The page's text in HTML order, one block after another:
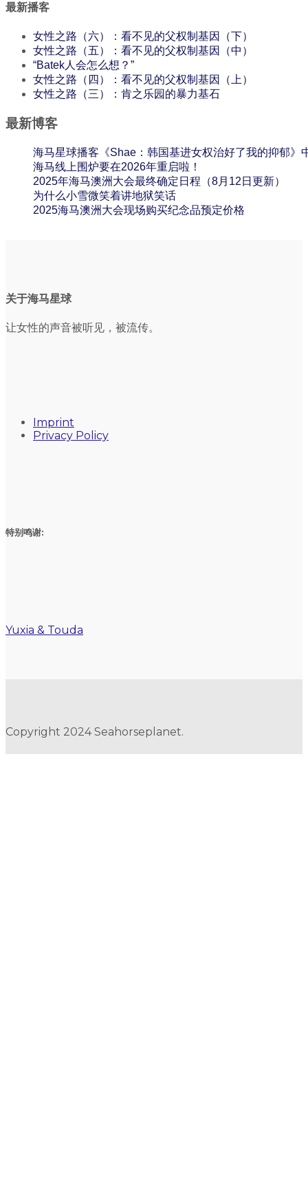
最新播客
女性之路（六）：看不见的父权制基因（下）
女性之路（五）：看不见的父权制基因（中）
“Batek人会怎么想？”
女性之路（四）：看不见的父权制基因（上）
女性之路（三）：肯之乐园的暴力基石
最新博客
海马星球播客《Shae：韩国基进女权治好了我的抑郁》
海马线上围炉要在2026年重启啦！
2025年海马澳洲大会最终确定日程（8月12日更新）
为什么小雪微笑着讲地狱笑话
2025海马澳洲大会现场购买纪念品预定价格
关于海马星球
让女性的声音被听见，被流传。
Imprint
Privacy Policy
特别鸣谢:
Yuxia & Touda
Copyright 2024 Seahorseplanet.